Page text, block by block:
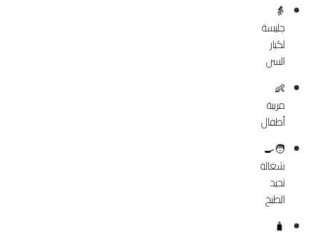
👵
جليسة
لكبار
السن
👶
مربية
أطفال
🧑‍🍳
شغالة
تجيد
الطبخ
🧳